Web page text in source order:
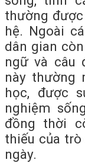
thường
hệ. Ngoài
dân gian
ngữ và câu
này thường
học, được
nghiệm
đồng thời
thiếu của
ngày.